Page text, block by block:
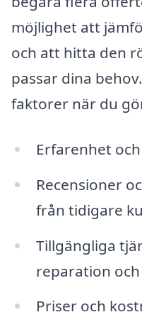
möjlighet att
och att hitta den
passar dina
faktorer när du
Erfarenhet
Recensioner
från tidigare
Tillgängliga
reparation
Priser och